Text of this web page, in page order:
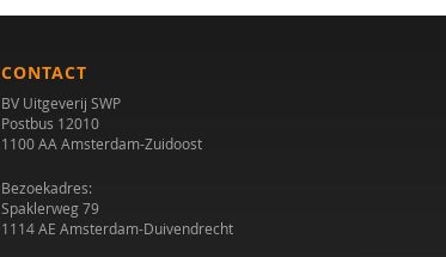
CONTACT
BV Uitgeverij SWP
Postbus 12010
1100 AA Amsterdam-Zuidoost
Bezoekadres:
Spaklerweg 79
1114 AE Amsterdam-Duivendrecht